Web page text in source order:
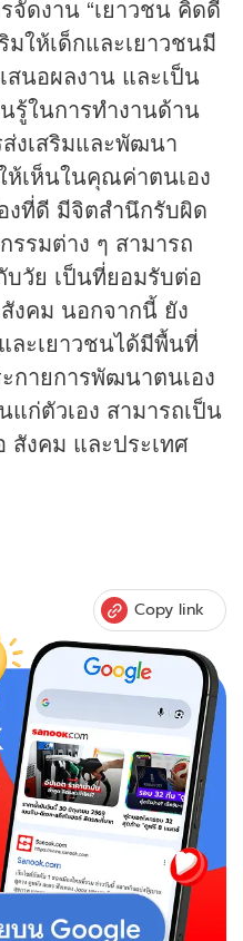
จัดงาน “เยาวชน คิดดี
มให้เด็กและเยาวชนมี
สนอผลงาน และเป็น
รู้ในการทำงานด้าน
งเสริมและพัฒนา
ห้เห็นในคุณค่าตนเอง
งที่ดี มีจิตสำนึกรับผิด
รมต่าง ๆ สามารถ
บวัย เป็นที่ยอมรับต่อ
งคม นอกจากนี้ ยัง
ละเยาวชนได้มีพื้นที่
กายการพัฒนาตนเอง
ก่ตัวเอง สามารถเป็น
งคม และประเทศ
Copy link